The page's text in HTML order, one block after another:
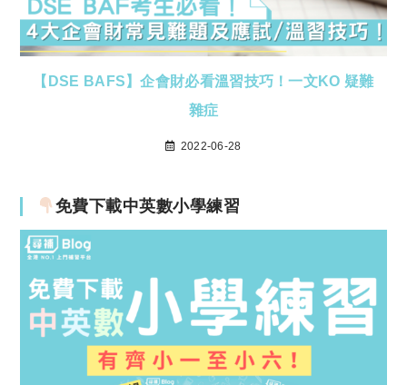
【DSE BAFS】企會財必看溫習技巧！一文KO 疑難
雜症
2022-06-28
免費下載中英數小學練習